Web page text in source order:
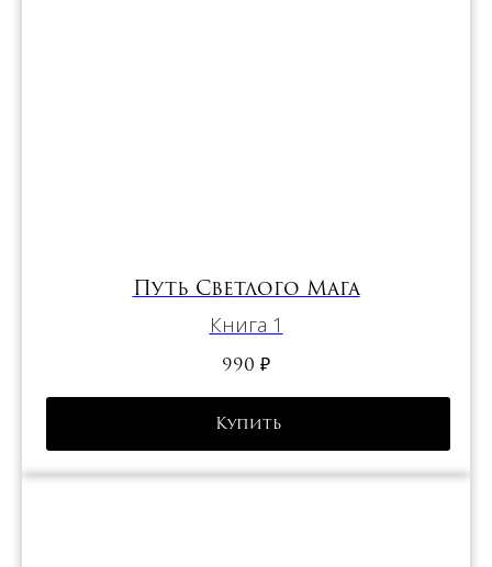
Путь Светлого Мага
Книга 1
990 ₽
Купить